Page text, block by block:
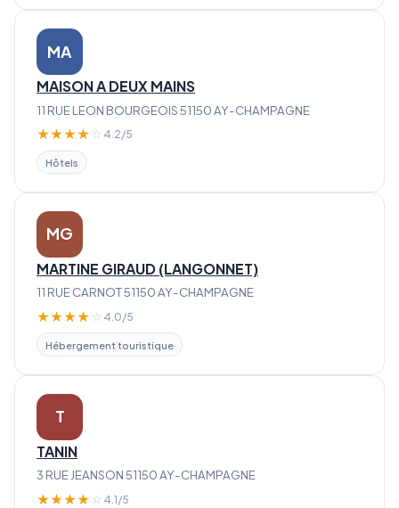
MA
MAISON A DEUX MAINS
11 RUE LEON BOURGEOIS 51150 AY-CHAMPAGNE
★★★★ ☆ 4.2/5
Hôtels
MG
MARTINE GIRAUD (LANGONNET)
11 RUE CARNOT 51150 AY-CHAMPAGNE
★★★★ ☆ 4.0/5
Hébergement touristique
T
TANIN
3 RUE JEANSON 51150 AY-CHAMPAGNE
★★★★ ☆ 4.1/5